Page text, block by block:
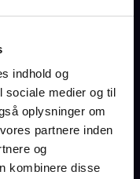
indhold og
sociale medier og til
oplysninger om
partnere inden
og
kombinere disse
23, 4.
Ø